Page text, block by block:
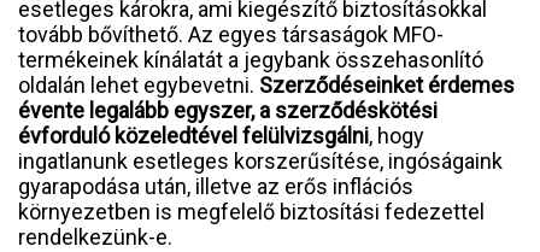
esetleges károkra, ami kiegészítő biztosításokkal
tovább bővíthető. Az egyes társaságok MFO-
termékeinek kínálatát a jegybank összehasonlító
oldalán lehet egybevetni. Szerződéseinket érdemes
évente legalább egyszer, a szerződéskötési
évforduló közeledtével felülvizsgálni, hogy
ingatlanunk esetleges korszerűsítése, ingóságaink
gyarapodása után, illetve az erős inflációs
környezetben is megfelelő biztosítási fedezettel
rendelkezünk-e.